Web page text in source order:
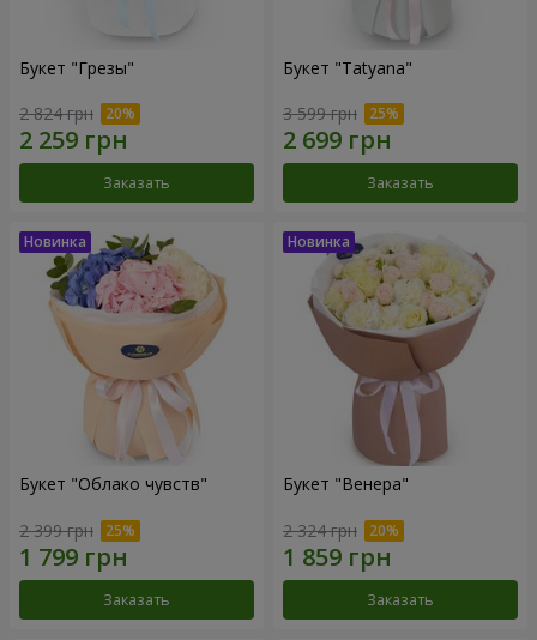
Букет "Грезы"
2 824 грн
Заказать
Букет "Tatyana"
3 599 грн
Заказать
Букет "Облако чувств"
2 399 грн
Заказать
Букет "Венера"
2 324 грн
Заказать